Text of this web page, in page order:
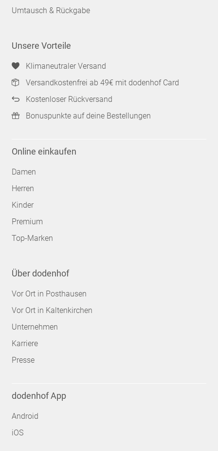
Umtausch & Rückgabe
Unsere Vorteile
Klimaneutraler Versand
Versandkostenfrei ab 49€ mit dodenhof Card
Kostenloser Rückversand
Bonuspunkte auf deine Bestellungen
Online einkaufen
Damen
Herren
Kinder
Premium
Top-Marken
Über dodenhof
Vor Ort in Posthausen
Vor Ort in Kaltenkirchen
Unternehmen
Karriere
Presse
dodenhof App
Android
iOS